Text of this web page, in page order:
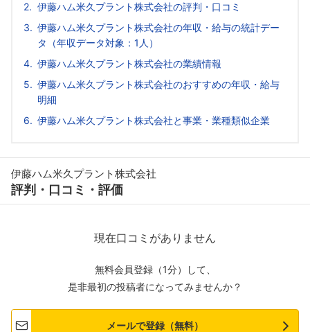
伊藤ハム米久プラント株式会社の評判・口コミ
伊藤ハム米久プラント株式会社の年収・給与の統計デー
タ（年収データ対象：1人）
伊藤ハム米久プラント株式会社の業績情報
伊藤ハム米久プラント株式会社のおすすめの年収・給与
明細
伊藤ハム米久プラント株式会社と事業・業種類似企業
伊藤ハム米久プラント株式会社
評判・口コミ・評価
現在口コミがありません
無料会員登録（1分）して、
是非最初の投稿者になってみませんか？
メールで登録（無料）